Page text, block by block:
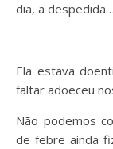
dia, a despedida…
Ela estava
faltar adoeceu
Não podemos
de febre ainda